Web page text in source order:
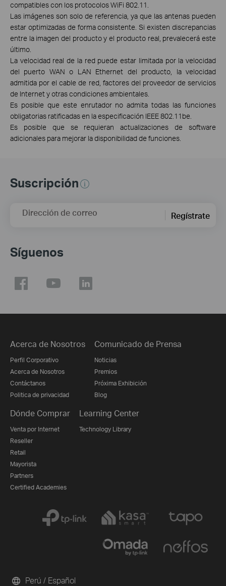
compatibles con los protocolos WiFi 802.11.
Las imágenes son solo de referencia, ya que las antenas pueden
estar optimizadas de forma consistente. Si existen discrepancias
entre la imagen del producto y el producto real, prevalecerá este
último.
La velocidad real de la red puede estar limitada por la velocidad
del puerto WAN o LAN Ethernet del producto, la velocidad
admitida por el cable de red, factores del proveedor de servicios
de Internet y otras condiciones ambientales.
Es posible que este enrutador no admita todas las funciones
obligatorias ratificadas en la especificación IEEE 802.11be.
Es posible que se requieran actualizaciones de software
adicionales para mejorar la disponibilidad de funciones.
Suscripción
Dirección de correo Regístrate
Síguenos
Acerca de Nosotros
Perfil Corporativo
Acerca de Nosotros
Contáctanos
Politica de privacidad
Comunicado de Prensa
Noticias
Premios
Próxima Exhibición
Blog
Dónde Comprar
Venta por Internet
Reseller
Retail
Mayorista
Partners
Certified Academies
Learning Center
Technology Library
Perú / Español